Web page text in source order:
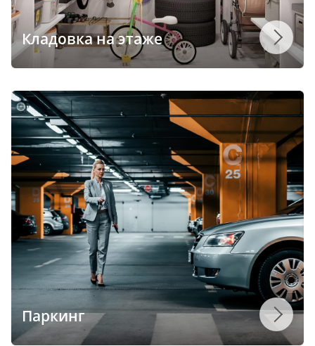
Кладовка на этаже
Паркинг